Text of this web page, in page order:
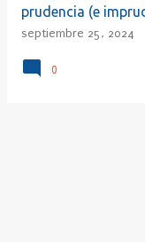
prudencia (e
septiembre 25, 2024
0